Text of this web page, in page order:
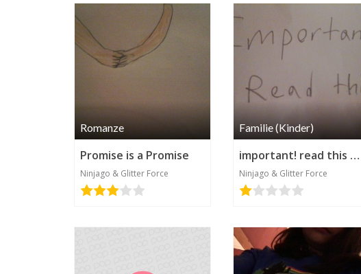
Romanze
Promise is a Promise
Ninjago & Glitter Force
Familie (Kinder)
important! read this please!
Ninjago & Glitter Force